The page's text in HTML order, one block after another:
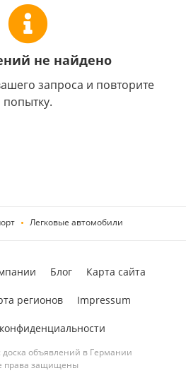
не найдено
запроса и повторите
попытку.
Легковые автомобили
доска объявлений в Германии
права защищены
Блог Карта сайта
регионов Impressum